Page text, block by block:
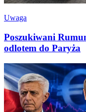
Uwaga
Poszukiwani
odlotem do Paryża